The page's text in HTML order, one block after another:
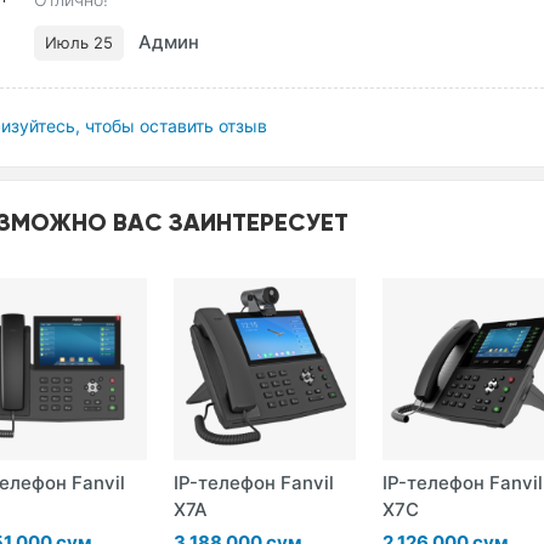
Июль 25 Админ
чтобы оставить отзыв
ВАС ЗАИНТЕРЕСУЕТ
Fanvil
IP-телефон Fanvil
X7A
IP-телефон Fanvil
X7C